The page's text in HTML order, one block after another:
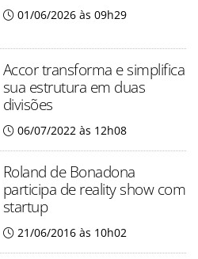
01/06/2026 às 09h29
Accor transforma e simplifica
sua estrutura em duas
divisões
06/07/2022 às 12h08
Roland de Bonadona
participa de reality show com
startup
21/06/2016 às 10h02